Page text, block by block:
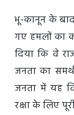
भू-कानून के बाद
गए हमलों का
दिया कि वे
जनता का
जनता में यह
रक्षा के लिए